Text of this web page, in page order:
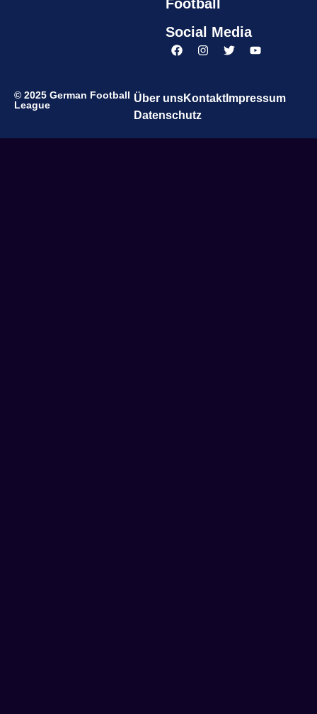
Football
Social Media
© 2025 German Football
League
Über unsKontaktImpressum
Datenschutz